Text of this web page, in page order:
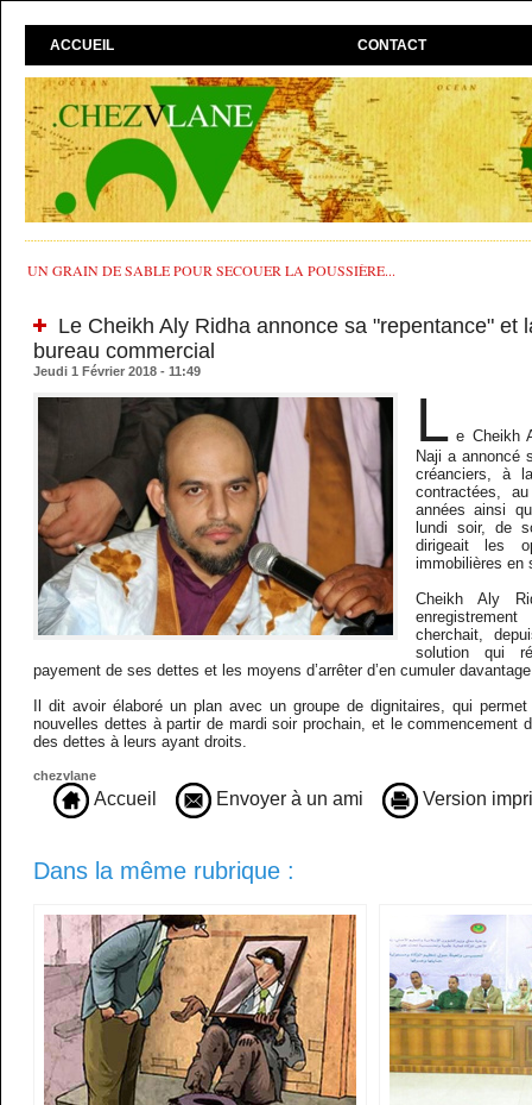
ACCUEIL CONTACT
UN GRAIN DE SABLE POUR SECOUER LA POUSSIÈRE...
Le Cheikh Aly Ridha annonce sa "repentance" et
bureau commercial
Jeudi 1 Février 2018 - 11:49
L e Cheikh
Naji a annoncé
créanciers, à
contractées,
années ainsi
lundi soir, de
dirigeait les
immobilières en
Cheikh Aly
cherchait,
solution qui
payement de ses dettes et les moyens d’arrêter d’en cumuler
Il dit avoir élaboré un plan avec un groupe de dignitaires, qui
nouvelles dettes à partir de mardi soir prochain, et le commencement
des dettes à leurs ayant droits. ​
chezvlane
Accueil Envoyer à un ami Version
Dans la même rubrique :